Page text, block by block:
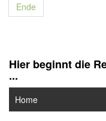
Ende
Hier beginnt die
...
Home